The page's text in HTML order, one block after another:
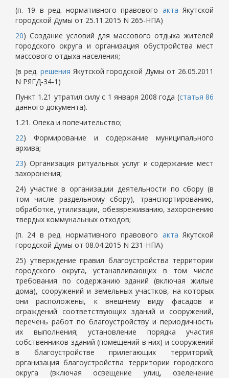
(п. 19 в ред. нормативного правового акта Якутской
городской Думы от 25.11.2015 N 265-НПА)
20) Создание условий для массового отдыха жителей
городского округа и организация обустройства мест
массового отдыха населения;
(в ред. решения Якутской городской Думы от 26.05.2011
N РЯГД-34-1)
Пункт 1.21 утратил силу с 1 января 2008 года (статья 86
данного документа).
1.21. Опека и попечительство;
22) Формирование и содержание муниципального
архива;
23) Организация ритуальных услуг и содержание мест
захоронения;
24) участие в организации деятельности по сбору (в
том числе раздельному сбору), транспортированию,
обработке, утилизации, обезвреживанию, захоронению
твердых коммунальных отходов;
(п. 24 в ред. нормативного правового акта Якутской
городской Думы от 08.04.2015 N 231-НПА)
25) утверждение правил благоустройства территории
городского округа, устанавливающих в том числе
требования по содержанию зданий (включая жилые
дома), сооружений и земельных участков, на которых
они расположены, к внешнему виду фасадов и
ограждений соответствующих зданий и сооружений,
перечень работ по благоустройству и периодичность
их выполнения; установление порядка участия
собственников зданий (помещений в них) и сооружений
в благоустройстве прилегающих территорий;
организация благоустройства территории городского
округа (включая освещение улиц, озеленение